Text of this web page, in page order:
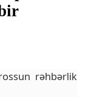
rəhbərlik